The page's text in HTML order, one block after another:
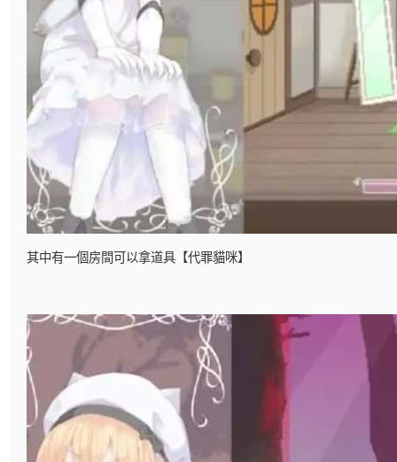
其中有一個房間可以拿道具【代罪貓咪】